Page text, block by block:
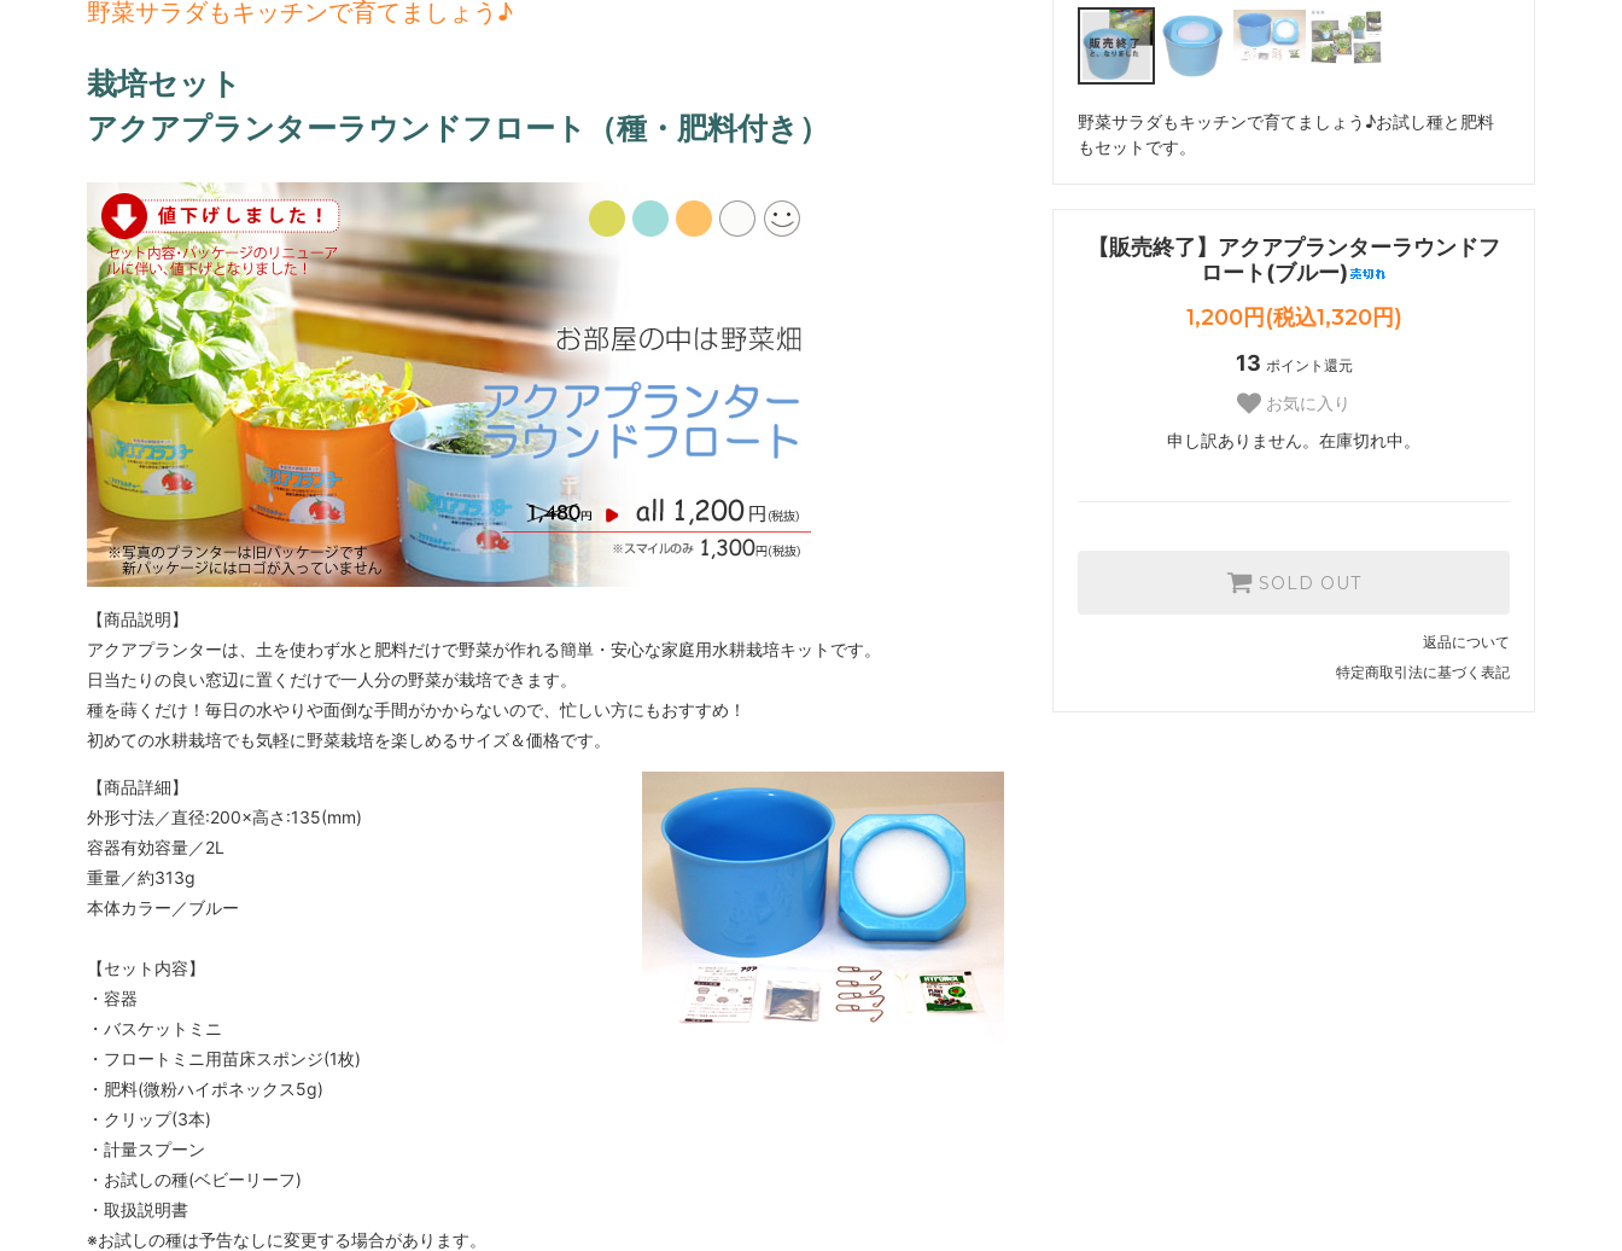
野菜サラダもキッチンで育てましょう♪お試し種と肥料
もセットです。
【販売終了】アクアプランターラウンドフ
ロート(ブルー)
1,200円(税込1,320円)
13 ポイント還元
お気に入り
申し訳ありません。在庫切れ中。
SOLD OUT
返品について
特定商取引法に基づく表記
野菜サラダもキッチンで育てましょう♪
栽培セット
アクアプランターラウンドフロート
（種・肥料付き）
【商品説明】
アクアプランターは、土を使わず水と肥料だけで野菜が作れる簡単・安心な家庭用水耕栽培キットです。
日当たりの良い窓辺に置くだけで一人分の野菜が栽培できます。
種を蒔くだけ！毎日の水やりや面倒な手間がかからないので、忙しい方にもおすすめ！
初めての水耕栽培でも気軽に野菜栽培を楽しめるサイズ＆価格です。
【商品詳細】
外形寸法／直径:200×高さ:135(mm)
容器有効容量／2L
重量／約313g
本体カラー／ブルー
【セット内容】
・容器
・バスケットミニ
・フロートミニ用苗床スポンジ(1枚)
・肥料(微粉ハイポネックス5g)
・クリップ(3本)
・計量スプーン
・お試しの種(ベビーリーフ)
・取扱説明書
※お試しの種は予告なしに変更する場合があります。